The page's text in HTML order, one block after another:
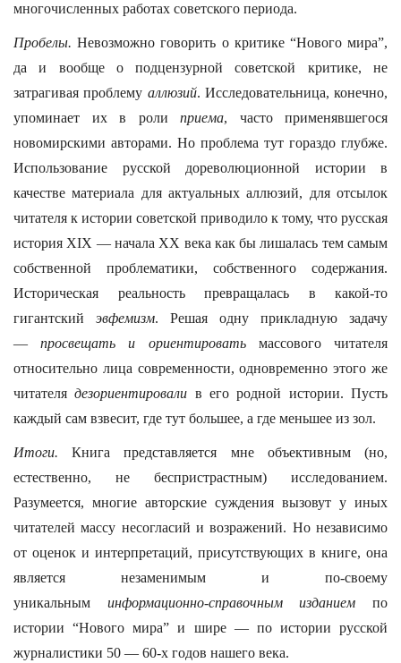
многочисленных работах советского периода.
Пробелы. Невозможно говорить о критике “Нового мира”,
да и вообще о подцензурной советской критике, не
затрагивая проблему аллюзий. Исследовательница, конечно,
упоминает их в роли приема, часто применявшегося
новомирскими авторами. Но проблема тут гораздо глубже.
Использование русской дореволюционной истории в
качестве материала для актуальных аллюзий, для отсылок
читателя к истории советской приводило к тому, что русская
история ХIХ — начала ХХ века как бы лишалась тем самым
собственной проблематики, собственного содержания.
Историческая реальность превращалась в какой-то
гигантский эвфемизм. Решая одну прикладную задачу
—просвещать и ориентироватьмассового читателя
относительно лица современности, одновременно этого же
читателядезориентировали в его родной истории. Пусть
каждый сам взвесит, где тут большее, а где меньшее из зол.
Итоги. Книга представляется мне объективным (но,
естественно, не беспристрастным) исследованием.
Разумеется, многие авторские суждения вызовут у иных
читателей массу несогласий и возражений. Но независимо
от оценок и интерпретаций, присутствующих в книге, она
является незаменимым и по-своему
уникальным информационно-справочным изданием по
истории “Нового мира” и шире — по истории русской
журналистики 50 — 60-х годов нашего века.